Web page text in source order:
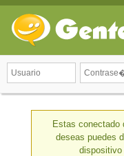
Estas
deseas puedes